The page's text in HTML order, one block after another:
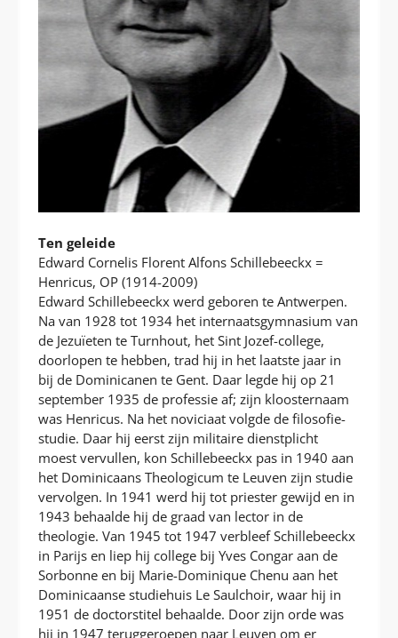
Ten geleide
Edward Cornelis Florent Alfons Schillebeeckx =
Henricus, OP (1914-2009)
Edward Schillebeeckx werd geboren te Antwerpen.
Na van 1928 tot 1934 het internaatsgymnasium van
de Jezuïeten te Turnhout, het Sint Jozef-college,
doorlopen te hebben, trad hij in het laatste jaar in
bij de Dominicanen te Gent. Daar legde hij op 21
september 1935 de professie af; zijn kloosternaam
was Henricus. Na het noviciaat volgde de filosofie-
studie. Daar hij eerst zijn militaire dienstplicht
moest vervullen, kon Schillebeeckx pas in 1940 aan
het Dominicaans Theologicum te Leuven zijn studie
vervolgen. In 1941 werd hij tot priester gewijd en in
1943 behaalde hij de graad van lector in de
theologie. Van 1945 tot 1947 verbleef Schillebeeckx
in Parijs en liep hij college bij Yves Congar aan de
Sorbonne en bij Marie-Dominique Chenu aan het
Dominicaanse studiehuis Le Saulchoir, waar hij in
1951 de doctorstitel behaalde. Door zijn orde was
hij in 1947 teruggeroepen naar Leuven om er